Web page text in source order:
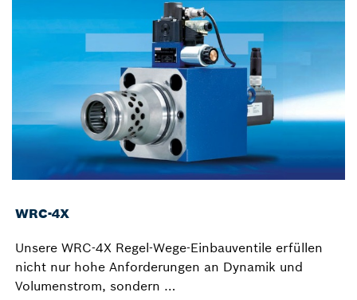
WRC-4X
Unsere WRC-4X Regel-Wege-Einbauventile erfüllen
nicht nur hohe Anforderungen an Dynamik und
Volumenstrom, sondern …